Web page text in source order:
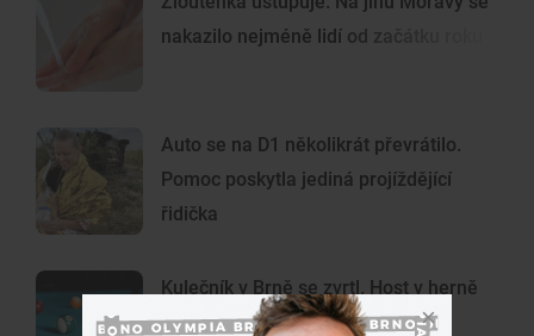
nakazilo nejméně lidí od začátku roku
Auto se na D1 několikrát převrátilo.
Pomoc poskytla jediná projíždějící
řidička
Kulečník v Brně se zvrtl. Host v herně
hajloval a napadl obsluhu